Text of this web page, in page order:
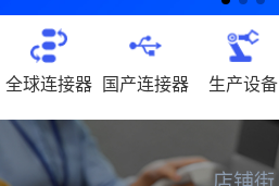
全球连接器 国产连接器 生产设备
店铺街